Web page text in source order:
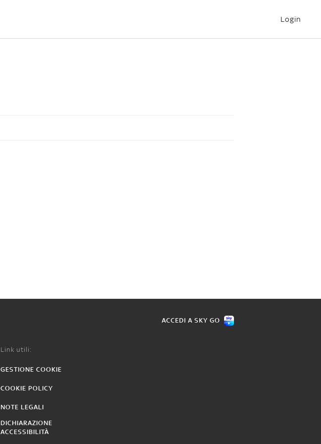
Login
ACCEDI A SKY GO
Link utili:
GESTIONE COOKIE
COOKIE POLICY
NOTE LEGALI
DICHIARAZIONE
ACCESSIBILITÀ